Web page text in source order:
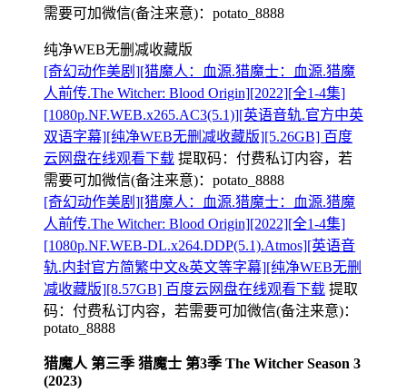
需要可加微信(备注来意)：potato_8888
纯净WEB无删减收藏版
[奇幻动作美剧][猎魔人：血源.猎魔士：血源.猎魔
人前传.The Witcher: Blood Origin][2022][全1-4集]
[1080p.NF.WEB.x265.AC3(5.1)][英语音轨.官方中英
双语字幕][纯净WEB无删减收藏版][5.26GB] 百度
云网盘在线观看下载 提取码： 付费私订内容，若
需要可加微信(备注来意)：potato_8888
[奇幻动作美剧][猎魔人：血源.猎魔士：血源.猎魔
人前传.The Witcher: Blood Origin][2022][全1-4集]
[1080p.NF.WEB-DL.x264.DDP(5.1).Atmos][英语音
轨.内封官方简繁中文&英文等字幕][纯净WEB无删
减收藏版][8.57GB] 百度云网盘在线观看下载 提取
码： 付费私订内容，若需要可加微信(备注来意)：
potato_8888
猎魔人 第三季 猎魔士 第3季 The Witcher Season 3
(2023)